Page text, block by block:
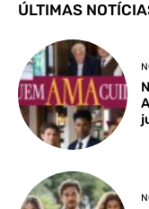
ÚLTIMAS